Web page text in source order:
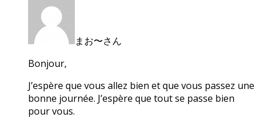
まお〜さん
Bonjour,
J’espère que vous allez bien et que vous passez une
bonne journée. J’espère que tout se passe bien
pour vous.